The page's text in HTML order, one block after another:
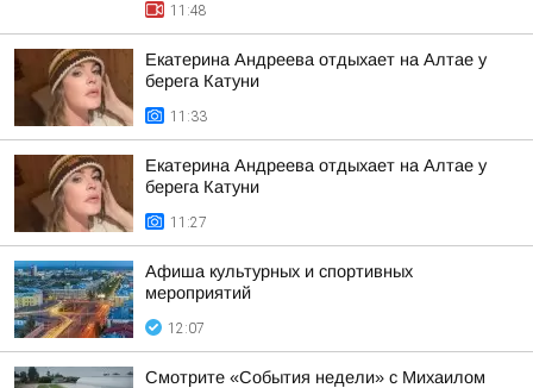
11:48
Екатерина Андреева отдыхает на Алтае у
берега Катуни
11:33
Екатерина Андреева отдыхает на Алтае у
берега Катуни
11:27
Афиша культурных и спортивных
мероприятий
12:07
Смотрите «События недели» с Михаилом